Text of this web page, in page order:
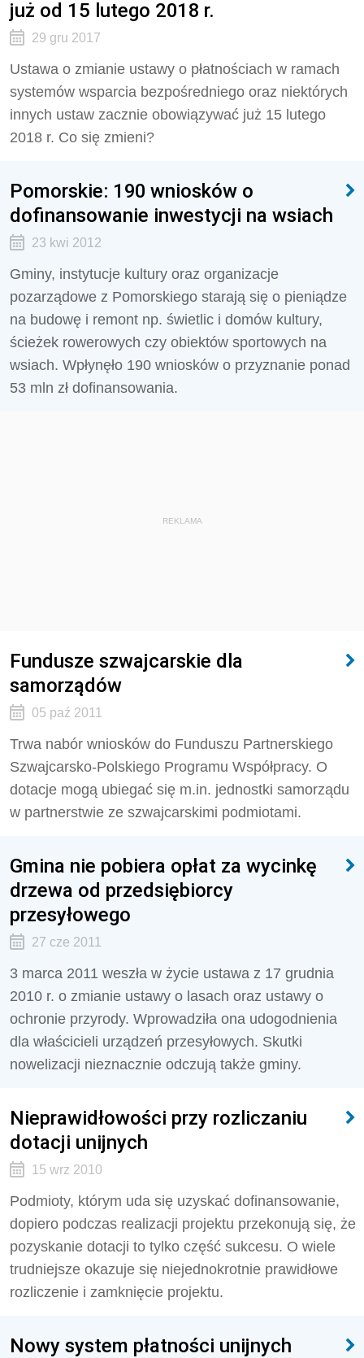
już od 15 lutego 2018 r.
29 gru 2017
Ustawa o zmianie ustawy o płatnościach w ramach
systemów wsparcia bezpośredniego oraz niektórych
innych ustaw zacznie obowiązywać już 15 lutego
2018 r. Co się zmieni?
Pomorskie: 190 wniosków o
dofinansowanie inwestycji na wsiach
23 kwi 2012
Gminy, instytucje kultury oraz organizacje
pozarządowe z Pomorskiego starają się o pieniądze
na budowę i remont np. świetlic i domów kultury,
ścieżek rowerowych czy obiektów sportowych na
wsiach. Wpłynęło 190 wniosków o przyznanie ponad
53 mln zł dofinansowania.
REKLAMA
Fundusze szwajcarskie dla
samorządów
05 paź 2011
Trwa nabór wniosków do Funduszu Partnerskiego
Szwajcarsko-Polskiego Programu Współpracy. O
dotacje mogą ubiegać się m.in. jednostki samorządu
w partnerstwie ze szwajcarskimi podmiotami.
Gmina nie pobiera opłat za wycinkę
drzewa od przedsiębiorcy
przesyłowego
27 cze 2011
3 marca 2011 weszła w życie ustawa z 17 grudnia
2010 r. o zmianie ustawy o lasach oraz ustawy o
ochronie przyrody. Wprowadziła ona udogodnienia
dla właścicieli urządzeń przesyłowych. Skutki
nowelizacji nieznacznie odczują także gminy.
Nieprawidłowości przy rozliczaniu
dotacji unijnych
15 wrz 2010
Podmioty, którym uda się uzyskać dofinansowanie,
dopiero podczas realizacji projektu przekonują się, że
pozyskanie dotacji to tylko część sukcesu. O wiele
trudniejsze okazuje się niejednokrotnie prawidłowe
rozliczenie i zamknięcie projektu.
Nowy system płatności unijnych